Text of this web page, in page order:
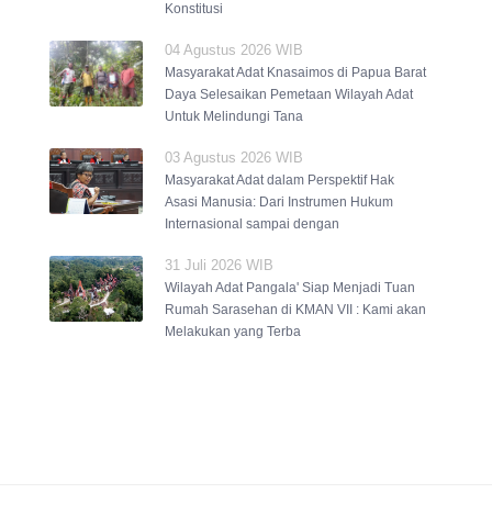
Konstitusi
04 Agustus 2026 WIB
Masyarakat Adat Knasaimos di Papua Barat
Daya Selesaikan Pemetaan Wilayah Adat
Untuk Melindungi Tana
03 Agustus 2026 WIB
Masyarakat Adat dalam Perspektif Hak
Asasi Manusia: Dari Instrumen Hukum
Internasional sampai dengan
31 Juli 2026 WIB
Wilayah Adat Pangala' Siap Menjadi Tuan
Rumah Sarasehan di KMAN VII : Kami akan
Melakukan yang Terba